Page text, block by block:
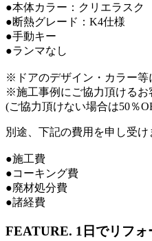
●本体カラー：クリエラスク
●断熱グレード：K4仕様
●手動キー
●ランマなし
※ドアのデザイン・カラー等
※施工事例にご協力頂けるお
(ご協力頂けない場合は50％
別途、下記の費用を申し受け
●施工費
●コーキング費
●廃材処分費
●諸経費
FEATURE. 1日でリフ